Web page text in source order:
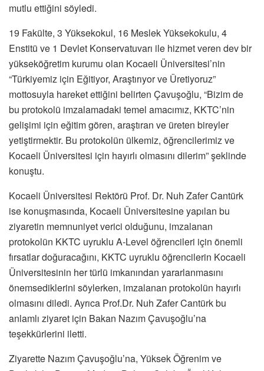
mutlu ettiğini söyledi.
19 Fakülte, 3 Yüksekokul, 16 Meslek Yüksekokulu, 4
Enstitü ve 1 Devlet Konservatuvarı ile hizmet veren dev bir
yükseköğretim kurumu olan Kocaeli Üniversitesi’nin
“Türkiyemiz için Eğitiyor, Araştırıyor ve Üretiyoruz”
mottosuyla hareket ettiğini belirten Çavuşoğlu, “Bizim de
bu protokolü imzalamadaki temel amacımız, KKTC’nin
gelişimi için eğitim gören, araştıran ve üreten bireyler
yetiştirmektir. Bu protokolün ülkemiz, öğrencilerimiz ve
Kocaeli Üniversitesi için hayırlı olmasını dilerim” şeklinde
konuştu.
Kocaeli Üniversitesi Rektörü Prof. Dr. Nuh Zafer Cantürk
ise konuşmasında, Kocaeli Üniversitesine yapılan bu
ziyaretin memnuniyet verici olduğunu, imzalanan
protokolün KKTC uyruklu A-Level öğrencileri için önemli
fırsatlar doğuracağını, KKTC uyruklu öğrencilerin Kocaeli
Üniversitesinin her türlü imkanından yararlanmasını
önemsediklerini söylerken, imzalanan protokolün hayırlı
olmasını diledi. Ayrıca Prof.Dr. Nuh Zafer Cantürk bu
anlamlı ziyaret için Bakan Nazım Çavuşoğlu’na
teşekkürlerini iletti.
Ziyarette Nazım Çavuşoğlu’na, Yüksek Öğrenim ve